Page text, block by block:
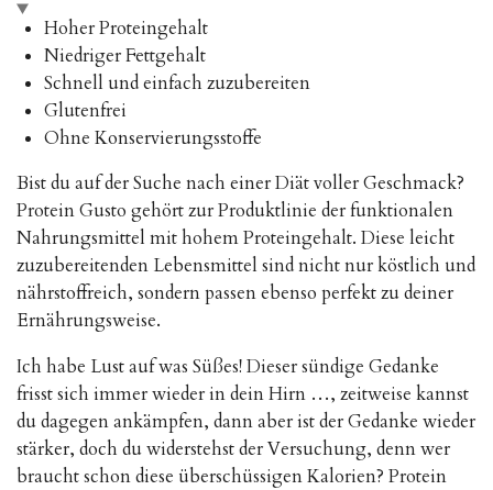
Hoher Proteingehalt
Niedriger Fettgehalt
Schnell und einfach zuzubereiten
Glutenfrei
Ohne Konservierungsstoffe
Bist du auf der Suche nach einer Diät voller Geschmack?
Protein Gusto gehört zur Produktlinie der funktionalen
Nahrungsmittel mit hohem Proteingehalt. Diese leicht
zuzubereitenden Lebensmittel sind nicht nur köstlich und
nährstoffreich, sondern passen ebenso perfekt zu deiner
Ernährungsweise.
Ich habe Lust auf was Süßes! Dieser sündige Gedanke
frisst sich immer wieder in dein Hirn …, zeitweise kannst
du dagegen ankämpfen, dann aber ist der Gedanke wieder
stärker, doch du widerstehst der Versuchung, denn wer
braucht schon diese überschüssigen Kalorien? Protein